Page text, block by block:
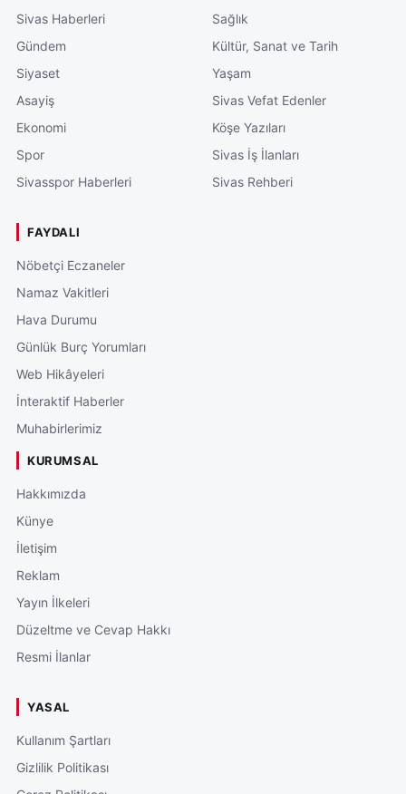
Sivas Haberleri
Gündem
Siyaset
Asayiş
Ekonomi
Spor
Sivasspor Haberleri
Sağlık
Kültür, Sanat ve Tarih
Yaşam
Sivas Vefat Edenler
Köşe Yazıları
Sivas İş İlanları
Sivas Rehberi
FAYDALI
Nöbetçi Eczaneler
Namaz Vakitleri
Hava Durumu
Günlük Burç Yorumları
Web Hikâyeleri
İnteraktif Haberler
Muhabirlerimiz
KURUMSAL
Hakkımızda
Künye
İletişim
Reklam
Yayın İlkeleri
Düzeltme ve Cevap Hakkı
Resmi İlanlar
YASAL
Kullanım Şartları
Gizlilik Politikası